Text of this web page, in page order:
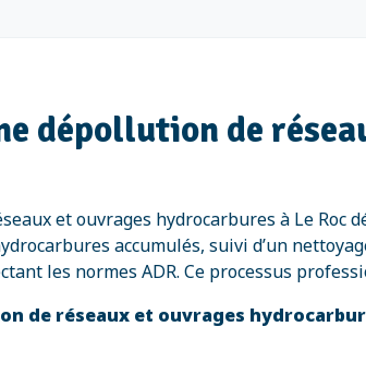
dépollution de
et ouvrages hydrocarbures à Le
accumulés, suivi d’un
les normes ADR. Ce processus
de réseaux et ouvrages